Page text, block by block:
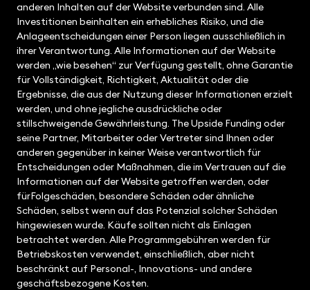
anderen Inhalten auf der Website verbunden sind. Alle
Investitionen beinhalten ein erhebliches Risiko, und die
Anlageentscheidungen einer Person liegen ausschließlich in
ihrer Verantwortung. Alle Informationen auf der Website
werden „wie besehen“ zur Verfügung gestellt, ohne Garantie
für Vollständigkeit, Richtigkeit, Aktualität oder die
Ergebnisse, die aus der Nutzung dieser Informationen erzielt
werden, und ohne jegliche ausdrückliche oder
stillschweigende Gewährleistung. The Upside Funding oder
seine Partner, Mitarbeiter oder Vertreter sind Ihnen oder
anderen gegenüber in keiner Weise verantwortlich für
Entscheidungen oder Maßnahmen, die im Vertrauen auf die
Informationen auf der Website getroffen werden, oder
fürFolgeschäden, besondere Schäden oder ähnliche
Schäden, selbst wenn auf das Potenzial solcher Schäden
hingewiesen wurde. Käufe sollten nicht als Einlagen
betrachtet werden. Alle Programmgebühren werden für
Betriebskosten verwendet, einschließlich, aber nicht
beschränkt auf Personal-, Innovations- und andere
geschäftsbezogene Kosten.